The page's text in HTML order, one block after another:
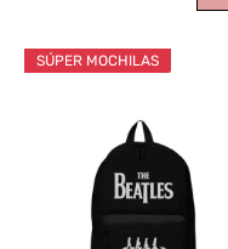
SÚPER MOCHILAS